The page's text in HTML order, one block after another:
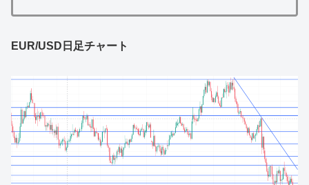
EUR/USD日足チャート